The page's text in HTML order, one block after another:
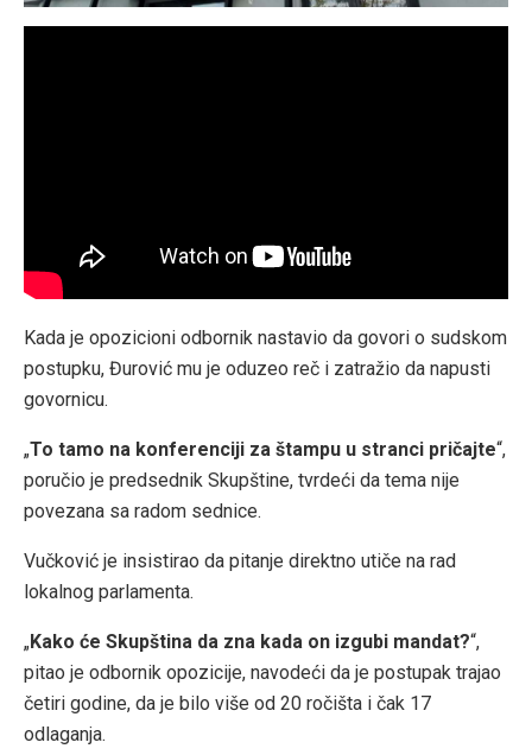
Kada je opozicioni odbornik nastavio da govori o sudskom
postupku, Đurović mu je oduzeo reč i zatražio da napusti
govornicu.
„To tamo na konferenciji za štampu u stranci pričajte“,
poručio je predsednik Skupštine, tvrdeći da tema nije
povezana sa radom sednice.
Vučković je insistirao da pitanje direktno utiče na rad
lokalnog parlamenta.
„Kako će Skupština da zna kada on izgubi mandat?“,
pitao je odbornik opozicije, navodeći da je postupak trajao
četiri godine, da je bilo više od 20 ročišta i čak 17
odlaganja.